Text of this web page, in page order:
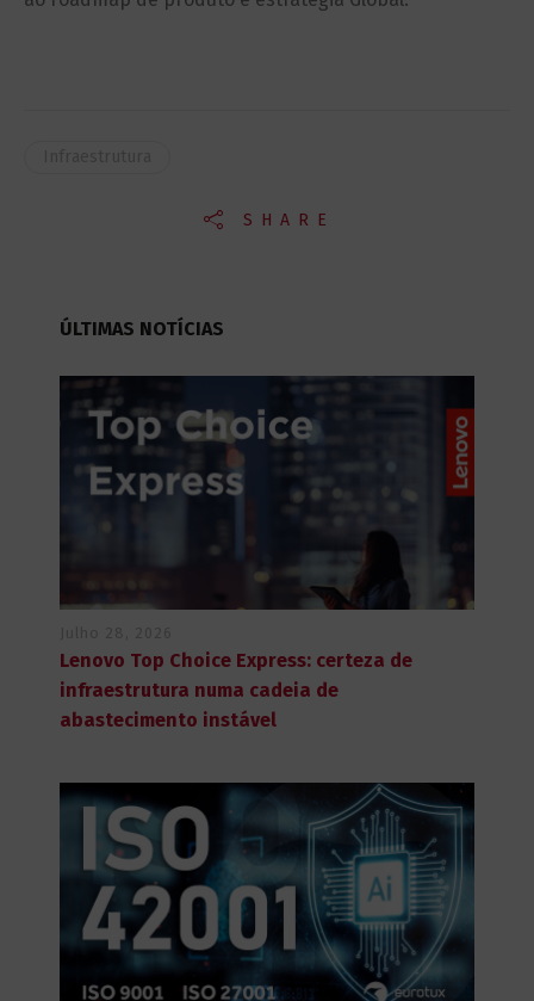
SHARE
ÚLTIMAS NOTÍCIAS
Lenovo Top Choice Express: certeza de
infraestrutura numa cadeia de
abastecimento instável